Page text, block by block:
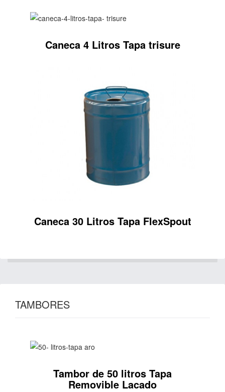
Caneca 4 Litros Tapa trisure
Caneca 30 Litros Tapa FlexSpout
TAMBORES
Tambor de 50 litros Tapa
Removible Lacado